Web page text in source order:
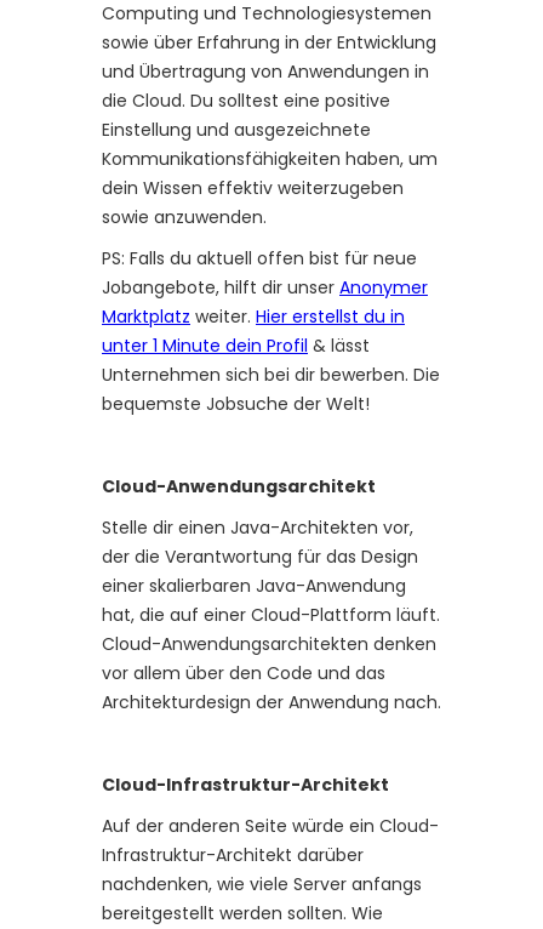
Computing und Technologiesystemen
sowie über Erfahrung in der Entwicklung
und Übertragung von Anwendungen in
die Cloud. Du solltest eine positive
Einstellung und ausgezeichnete
Kommunikationsfähigkeiten haben, um
dein Wissen effektiv weiterzugeben
sowie anzuwenden.
PS: Falls du aktuell offen bist für neue
Jobangebote, hilft dir unser Anonymer
Marktplatz weiter. Hier erstellst du in
unter 1 Minute dein Profil & lässt
Unternehmen sich bei dir bewerben. Die
bequemste Jobsuche der Welt!
Cloud-Anwendungsarchitekt
Stelle dir einen Java-Architekten vor,
der die Verantwortung für das Design
einer skalierbaren Java-Anwendung
hat, die auf einer Cloud-Plattform läuft.
Cloud-Anwendungsarchitekten denken
vor allem über den Code und das
Architekturdesign der Anwendung nach.
Cloud-Infrastruktur-Architekt
Auf der anderen Seite würde ein Cloud-
Infrastruktur-Architekt darüber
nachdenken, wie viele Server anfangs
bereitgestellt werden sollten. Wie